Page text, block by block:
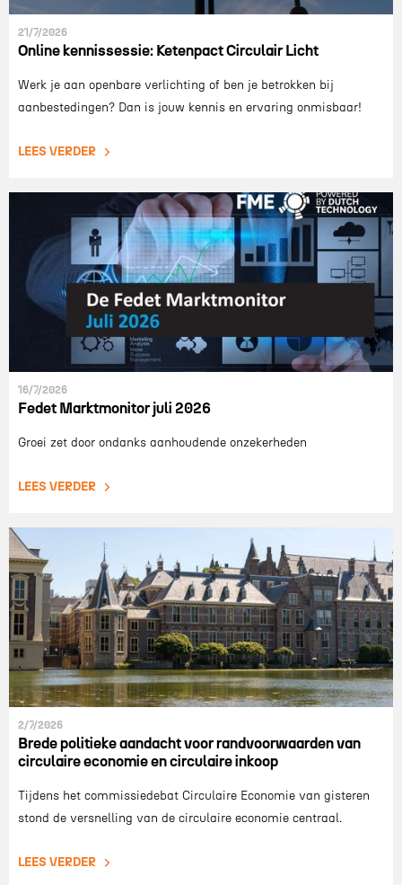
21/7/2026
Online kennissessie: Ketenpact Circulair Licht
Werk je aan openbare verlichting of ben je betrokken bij
aanbestedingen? Dan is jouw kennis en ervaring onmisbaar!
LEES VERDER
16/7/2026
Fedet Marktmonitor juli 2026
Groei zet door ondanks aanhoudende onzekerheden
LEES VERDER
2/7/2026
Brede politieke aandacht voor randvoorwaarden van
circulaire economie en circulaire inkoop
Tijdens het commissiedebat Circulaire Economie van gisteren
stond de versnelling van de circulaire economie centraal.
LEES VERDER